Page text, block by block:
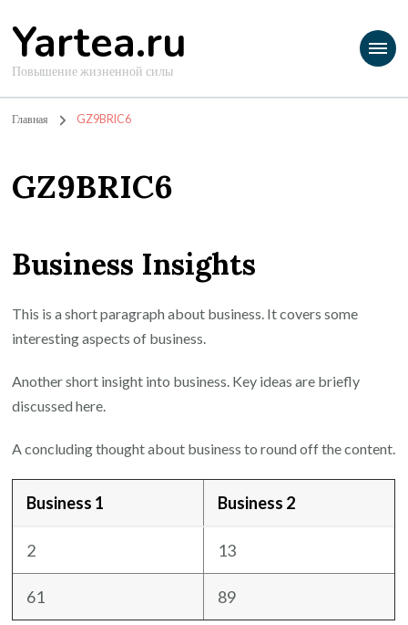
Yartea.ru
Повышение жизненной силы
Главная GZ9BRIC6
GZ9BRIC6
Business Insights
This is a short paragraph about business. It covers some
interesting aspects of business.
Another short insight into business. Key ideas are briefly
discussed here.
A concluding thought about business to round off the content.
Business 1 Business 2
2 13
61 89